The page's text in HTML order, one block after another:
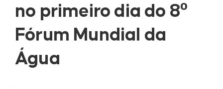
no primeiro dia do 8º
Fórum Mundial da
Água